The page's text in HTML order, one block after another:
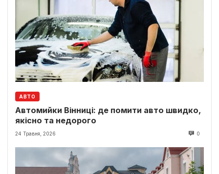
АВТО
Автомийки Вінниці: де помити авто швидко,
якісно та недорого
24 Травня, 2026 0